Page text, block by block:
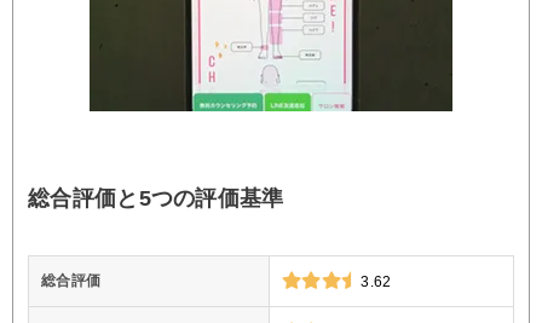
総合評価と5つの評価基準
総合評価 3.62